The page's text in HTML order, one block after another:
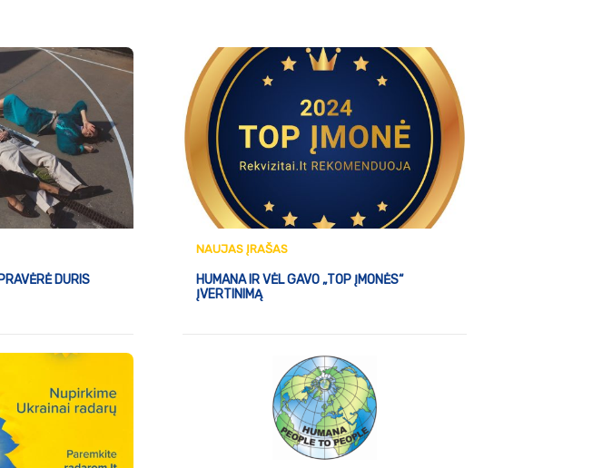
DURIS
NAUJAS ĮRAŠAS
HUMANA IR VĖL GAVO „TOP ĮMONĖS“
ĮVERTINIMĄ